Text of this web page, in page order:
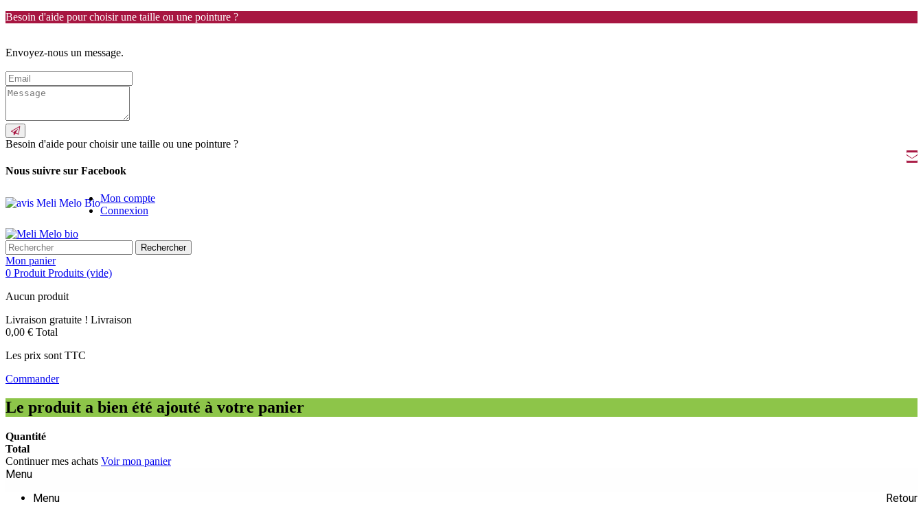
Besoin d'aide pour choisir une taille ou une pointure ?
Envoyez-nous un message.
Besoin d'aide pour choisir une taille ou une pointure ?
Nous suivre sur Facebook
Mon compte
Connexion
Rechercher
Mon panier
0 Produit Produits (vide)
Aucun produit
Livraison gratuite ! Livraison
0,00 € Total
Les prix sont TTC
Commander
Le produit a bien été ajouté à votre panier
Quantité
Total
Continuer mes achats Voir mon panier
Menu
Menu
Retour